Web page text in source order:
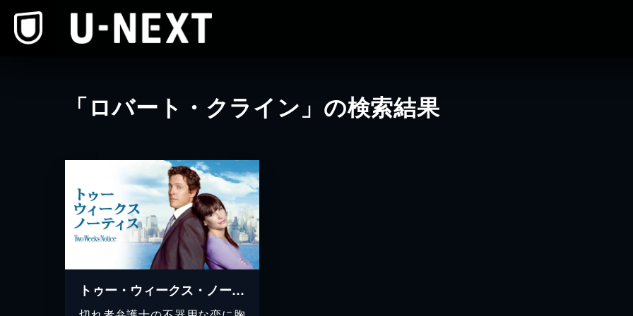
「ロバート・クライン」の検索結果
トゥー・ウィークス・ノーティス